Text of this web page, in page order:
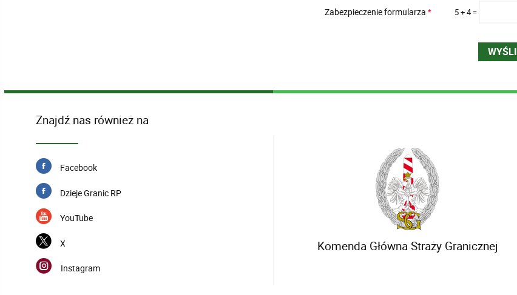
Zabezpieczenie formularza * 5 + 4 =
Znajdź nas również na
Facebook
Dzieje Granic RP
YouTube
X
Instagram
Komenda Główna Straży Granicznej